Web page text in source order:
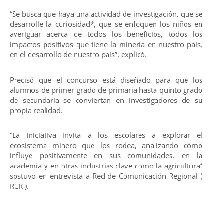
“Se busca que haya una actividad de investigación, que se
desarrolle la curiosidad*, que se enfoquen los niños en
averiguar acerca de todos los beneficios, todos los
impactos positivos que tiene la minería en nuestro país,
en el desarrollo de nuestro país”, explicó.
Precisó que el concurso está diseñado para que los
alumnos de primer grado de primaria hasta quinto grado
de secundaria se conviertan en investigadores de su
propia realidad.
“La iniciativa invita a los escolares a explorar el
ecosistema minero que los rodea, analizando cómo
influye positivamente en sus comunidades, en la
academia y en otras industrias clave como la agricultura”
sostuvo en entrevista a Red de Comunicación Regional (
RCR ).